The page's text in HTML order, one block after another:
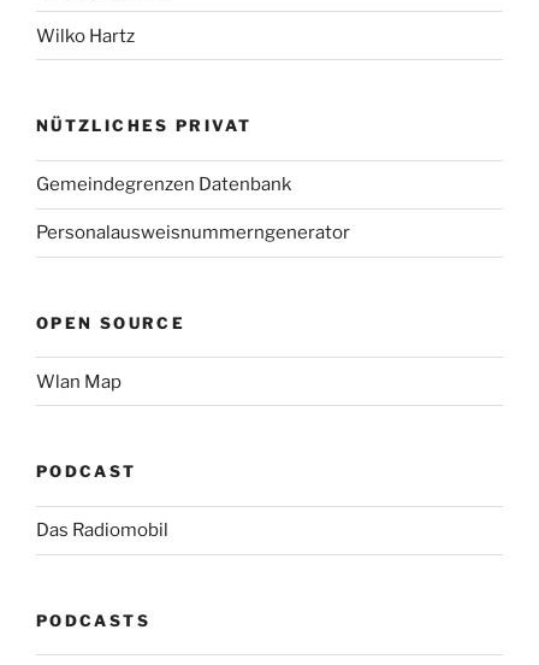
Wilko Hartz
NÜTZLICHES PRIVAT
Gemeindegrenzen Datenbank
Personalausweisnummerngenerator
OPEN SOURCE
Wlan Map
PODCAST
Das Radiomobil
PODCASTS